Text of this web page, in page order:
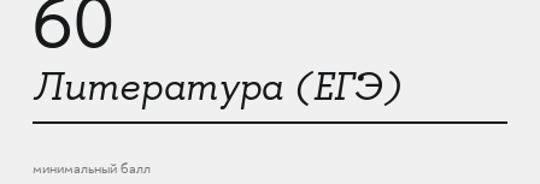
60
Литература (ЕГЭ)
минимальный балл